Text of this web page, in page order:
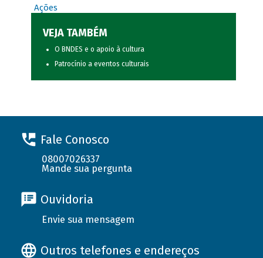
Ações
VEJA TAMBÉM
O BNDES e o apoio à cultura
Patrocínio a eventos culturais
Fale Conosco
08007026337
Mande sua pergunta
Ouvidoria
Envie sua mensagem
Outros telefones e endereços